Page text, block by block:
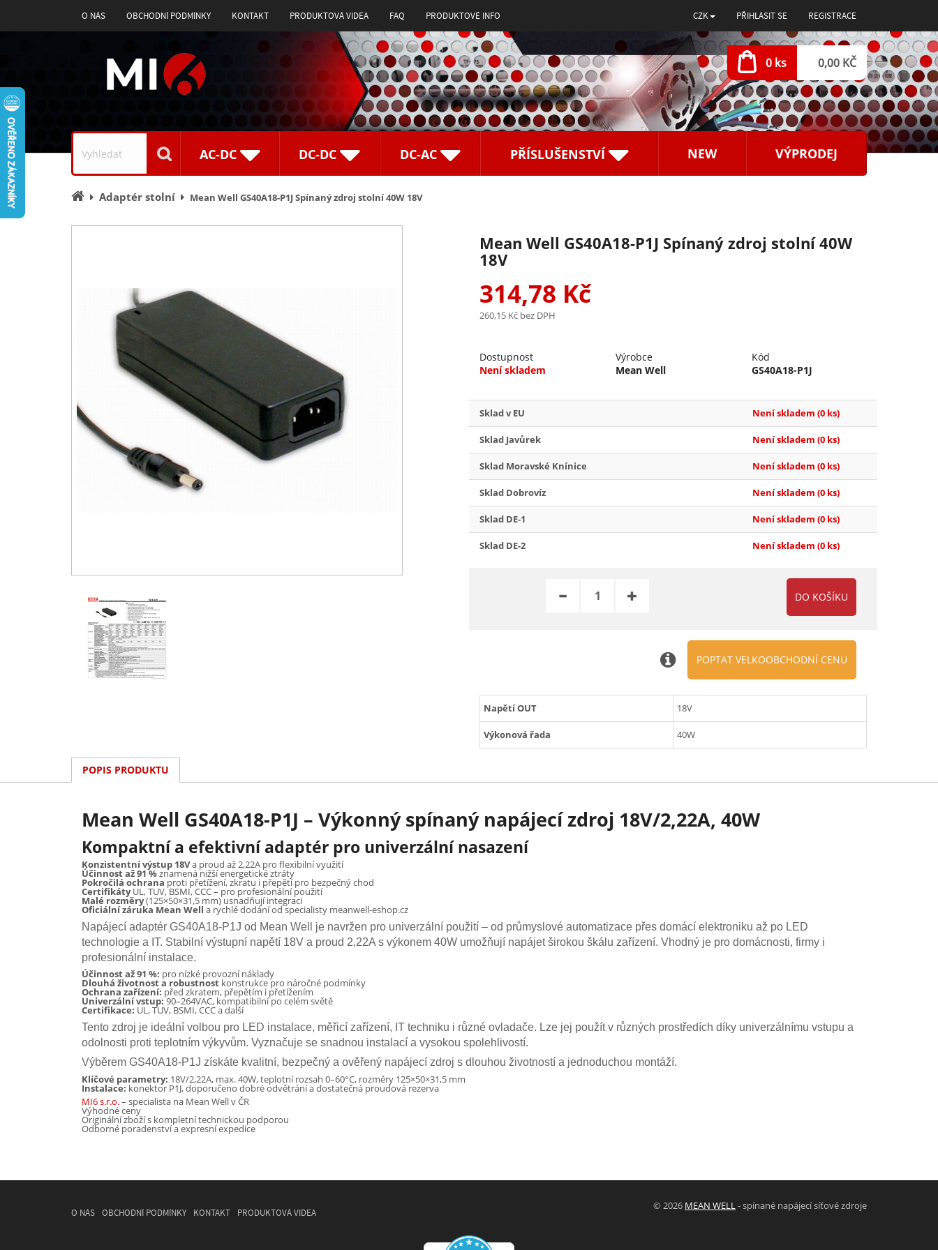
O NÁS OBCHODNÍ PODMÍNKY KONTAKT PRODUKTOVÁ VIDEA FAQ PRODUKTOVÉ INFO CZK PŘIHLÁSIT SE REGISTRACE
0 ks 0,00 KČ
Vyhledávání
AC-DC DC-DC DC-AC PŘÍSLUŠENSTVÍ NEW VÝPRODEJ
ÚvodníAdaptér stolní Mean Well GS40A18-P1J Spínaný zdroj stolní 40W 18V
Mean Well GS40A18-P1J Spínaný zdroj stolní 40W
18V
314,78 Kč
260,15 Kč bez DPH
Dostupnost
Není skladem
Výrobce
Mean Well
Kód
GS40A18-P1J
Sklad v EU Není skladem (0 ks)
Sklad Javůrek Není skladem (0 ks)
Sklad Moravské Knínice Není skladem (0 ks)
Sklad Dobrovíz Není skladem (0 ks)
Sklad DE-1 Není skladem (0 ks)
Sklad DE-2 Není skladem (0 ks)
POPTAT VELKOOBCHODNÍ CENU
Napětí OUT 18V
Výkonová řada 40W
POPIS PRODUKTU
Mean Well GS40A18-P1J – Výkonný spínaný napájecí zdroj 18V/2,22A, 40W
Kompaktní a efektivní adaptér pro univerzální nasazení
Konzistentní výstup 18Va proud až 2,22A pro flexibilní využití
Účinnost až 91 %znamená nižší energetické ztráty
Pokročilá ochrana proti přetížení, zkratu i přepětí pro bezpečný chod
CertifikátyUL, TUV, BSMI, CCC – pro profesionální použití
Malé rozměry(125×50×31,5 mm) usnadňují integraci
Oficiální záruka Mean Well a rychlé dodání od specialisty meanwell-eshop.cz
Napájecí adaptér GS40A18-P1J od Mean Well je navržen pro univerzální použití – od průmyslové automatizace přes domácí elektroniku až po LED
technologie a IT. Stabilní výstupní napětí 18V a proud 2,22A s výkonem 40W umožňují napájet širokou škálu zařízení. Vhodný je pro domácnosti, firmy i
profesionální instalace.
Účinnost až 91 %: pro nízké provozní náklady
Dlouhá životnost a robustnost konstrukce pro náročné podmínky
Ochrana zařízení: před zkratem, přepětím i přetížením
Univerzální vstup:90–264VAC, kompatibilní po celém světě
Certifikace: UL, TUV, BSMI, CCC a další
Tento zdroj je ideální volbou pro LED instalace, měřicí zařízení, IT techniku i různé ovladače. Lze jej použít v různých prostředích díky univerzálnímu vstupu a
odolnosti proti teplotním výkyvům. Vyznačuje se snadnou instalací a vysokou spolehlivostí.
Výběrem GS40A18-P1J získáte kvalitní, bezpečný a ověřený napájecí zdroj s dlouhou životností a jednoduchou montáží.
Klíčové parametry: 18V/2,22A, max. 40W, teplotní rozsah 0–60°C, rozměry 125×50×31,5 mm
Instalace: konektor P1J, doporučeno dobré odvětrání a dostatečná proudová rezerva
MI6 s.r.o.– specialista na Mean Well v ČR
Výhodné ceny
Originální zboží s kompletní technickou podporou
Odborné poradenství a expresní expedice
O NÁS OBCHODNÍ PODMÍNKY KONTAKT PRODUKTOVÁ VIDEA
© 2026 MEAN WELL - spínané napájecí síťové zdroje